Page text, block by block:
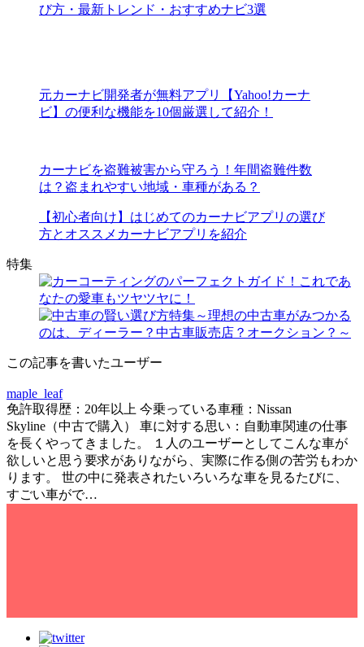
び方・最新トレンド・おすすめナビ3選
元カーナビ開発者が無料アプリ【Yahoo!カーナ
ビ】の便利な機能を10個厳選して紹介！
カーナビを盗難被害から守ろう！年間盗難件数
は？盗まれやすい地域・車種がある？
【初心者向け】はじめてのカーナビアプリの選び
方とオススメカーナビアプリを紹介
特集
この記事を書いたユーザー
maple_leaf
免許取得歴：20年以上 今乗っている車種：Nissan
Skyline（中古で購入） 車に対する思い：自動車関連の仕事
を長くやってきました。 １人のユーザーとしてこんな車が
欲しいと思う要求がありながら、実際に作る側の苦労もわか
ります。 世の中に発表されたいろいろな車を見るたびに、
すごい車がで…